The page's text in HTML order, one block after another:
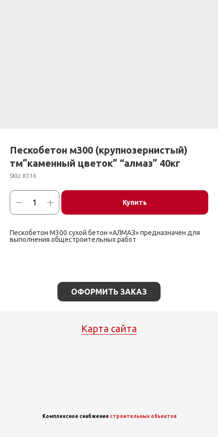
Пескобетон м300 (крупнозернистый)
тм”каменный цветок” “алмаз” 40кг
SKU: К116
Купить
Пескобетон М300 сухой бетон «АЛМАЗ» предназначен для
выполнения общестроительных работ
ОФОРМИТЬ ЗАКАЗ
Комплексное снабжение строительных объектов
Карта сайта